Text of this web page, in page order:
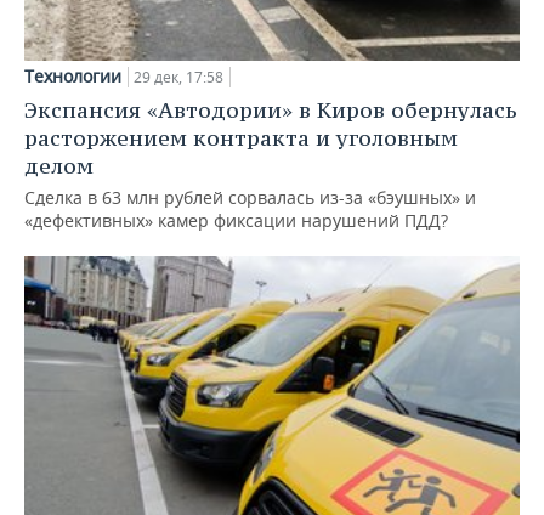
Технологии 29 дек, 17:58
Экспансия «Автодории» в Киров обернулась
расторжением контракта и уголовным
делом
Сделка в 63 млн рублей сорвалась из-за «бэушных» и
«дефективных» камер фиксации нарушений ПДД?